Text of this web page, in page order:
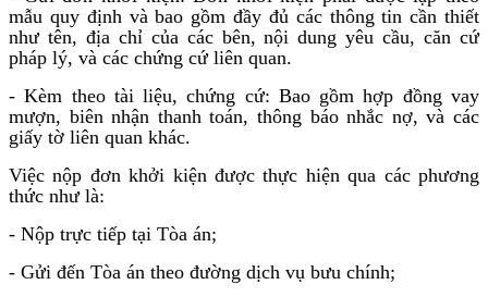
mẫu quy định và bao gồm đầy đủ các thông tin cần thiết
như tên, địa chỉ của các bên, nội dung yêu cầu, căn cứ
pháp lý, và các chứng cứ liên quan.
- Kèm theo tài liệu, chứng cứ: Bao gồm hợp đồng vay
mượn, biên nhận thanh toán, thông báo nhắc nợ, và các
giấy tờ liên quan khác.
Việc nộp đơn khởi kiện được thực hiện qua các phương
thức như là:
- Nộp trực tiếp tại Tòa án;
- Gửi đến Tòa án theo đường dịch vụ bưu chính;